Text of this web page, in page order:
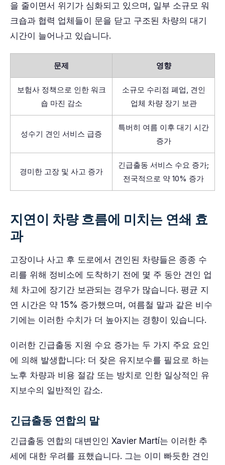
을 줄이면서 위기가 심화되고 있으며, 일부 소규모 워
크숍과 협력 업체들이 문을 닫고 구조된 차량의 대기
시간이 늘어나고 있습니다.
문제 영향
보험사 정책으로 인한 워크
숍 마진 감소
소규모 수리점 폐업, 견인
업체 차량 장기 보관
성수기 견인 서비스 급증
특버히 여름 이후 대기 시간
증가
경미한 고장 및 사고 증가
긴급출동 서비스 수요 증가;
전국적으로 약 10% 증가
지연이 차량 흐름에 미치는 연쇄 효
과
고장이나 사고 후 도로에서 견인된 차량들은 종종 수
리를 위해 정비소에 도착하기 전에 몇 주 동안 견인 업
체 차고에 장기간 보관되는 경우가 많습니다. 평균 지
연 시간은 약 15% 증가했으며, 여름철 말과 같은 비수
기에는 이러한 수치가 더 높아지는 경향이 있습니다.
이러한 긴급출동 지원 수요 증가는 두 가지 주요 요인
에 의해 발생합니다: 더 잦은 유지보수를 필요로 하는
노후 차량과 비용 절감 또는 방치로 인한 일상적인 유
지보수의 일반적인 감소.
긴급출동 연합의 말
긴급출동 연합의 대변인인 Xavier Martí는 이러한 추
세에 대한 우려를 표했습니다. 그는 이미 빠듯한 견인